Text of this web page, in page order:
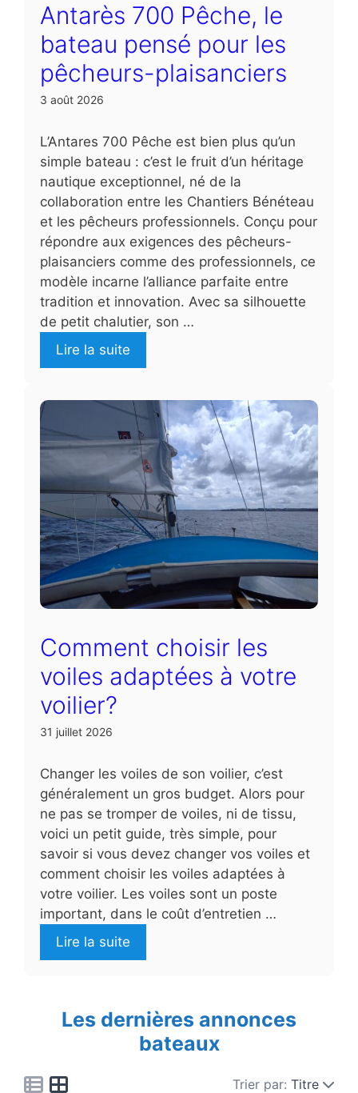
Antarès 700 Pêche, le
bateau pensé pour les
pêcheurs-plaisanciers
3 août 2026
L’Antares 700 Pêche est bien plus qu’un
simple bateau : c’est le fruit d’un héritage
nautique exceptionnel, né de la
collaboration entre les Chantiers Bénéteau
et les pêcheurs professionnels. Conçu pour
répondre aux exigences des pêcheurs-
plaisanciers comme des professionnels, ce
modèle incarne l’alliance parfaite entre
tradition et innovation. Avec sa silhouette
de petit chalutier, son …
Lire la suite
Comment choisir les
voiles adaptées à votre
voilier?
31 juillet 2026
Changer les voiles de son voilier, c’est
généralement un gros budget. Alors pour
ne pas se tromper de voiles, ni de tissu,
voici un petit guide, très simple, pour
savoir si vous devez changer vos voiles et
comment choisir les voiles adaptées à
votre voilier. Les voiles sont un poste
important, dans le coût d’entretien …
Lire la suite
Les dernières annonces
bateaux
Trier par: Titre